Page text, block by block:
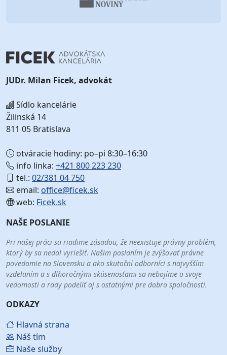
JUDr. Milan Ficek, advokát
Sídlo kancelárie
Žilinská 14
811 05 Bratislava
otváracie hodiny: po–pi 8:30–16:30
info linka: +421 800 223 230
tel.: 02/381 04 750
email: office@ficek.sk
web: Ficek.sk
NAŠE POSLANIE
Pri našej práci sa riadime zásadou, že neexistuje právny problém,
ktorý by sa nedal vyriešiť. Našim poslaním je zvýšovať právne
povedomie na Slovensku a ako skutoční odborníci s najvyšším
vzdelaním a s dlhoročnými skúsenosťami sa nebojíme o svoje
vedomosti a rady podeliť aj s ostatnými pre dobro spoločnosti.
ODKAZY
Hlavná strana
Náš tím
Naše služby